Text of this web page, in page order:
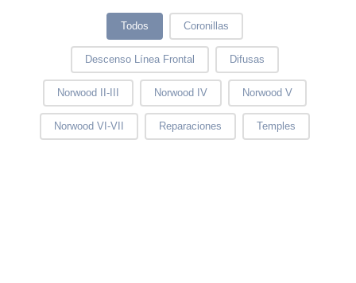
Todos Coronillas
Descenso Línea Frontal Difusas
Norwood II-III Norwood IV Norwood V
Norwood VI-VII Reparaciones Temples